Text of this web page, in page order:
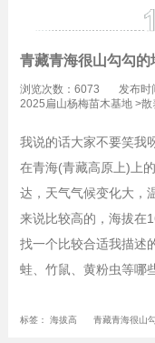
青藏青海很山勾勾
浏览次数：6073
发布
2025扁山杨梅苗木基地>散
我说的话大家不要笑我
在青海(青藏高原上)上
达，天气气候变化大，
来说比较高的，海拔在
找一个比较合适我描述
蛙、竹鼠、黄粉虫等哪
标签： 海拔高 青藏青海很山